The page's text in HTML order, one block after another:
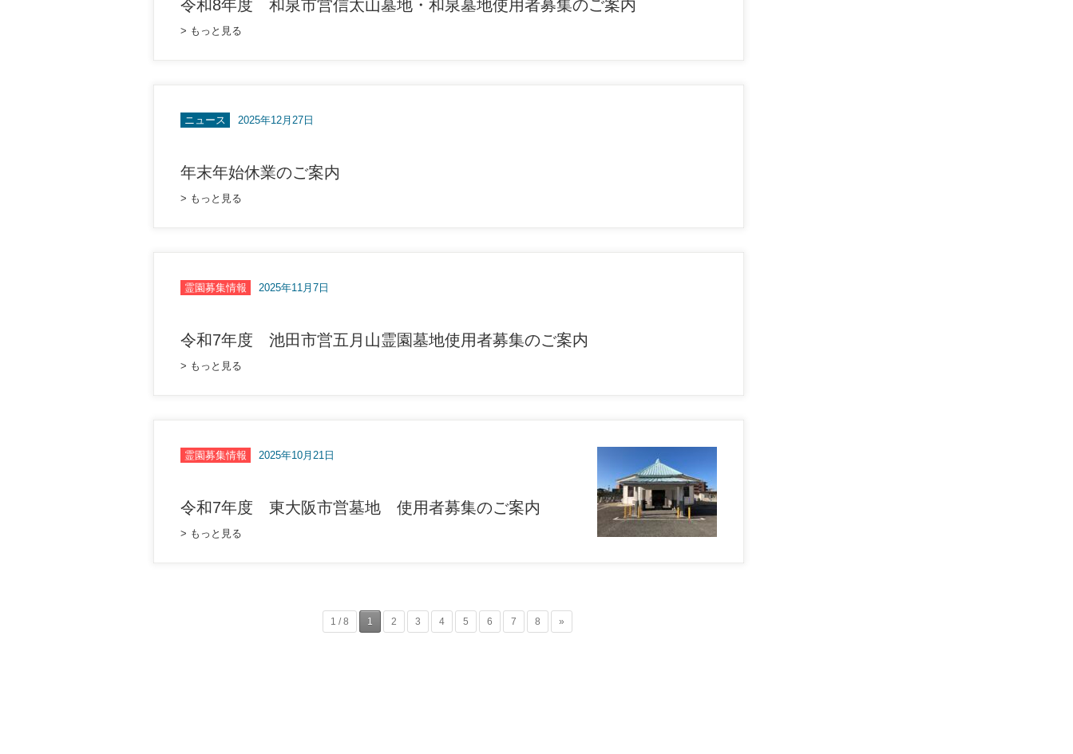
令和8年度 和泉市営信太山墓地・和泉墓地使用者募集のご案内
> もっと見る
ニュース 2025年12月27日
年末年始休業のご案内
> もっと見る
霊園募集情報 2025年11月7日
令和7年度 池田市営五月山霊園墓地使用者募集のご案内
> もっと見る
霊園募集情報 2025年10月21日
令和7年度 東大阪市営墓地 使用者募集のご案内
> もっと見る
1 / 8 1 2 3 4 5 6 7 8 »